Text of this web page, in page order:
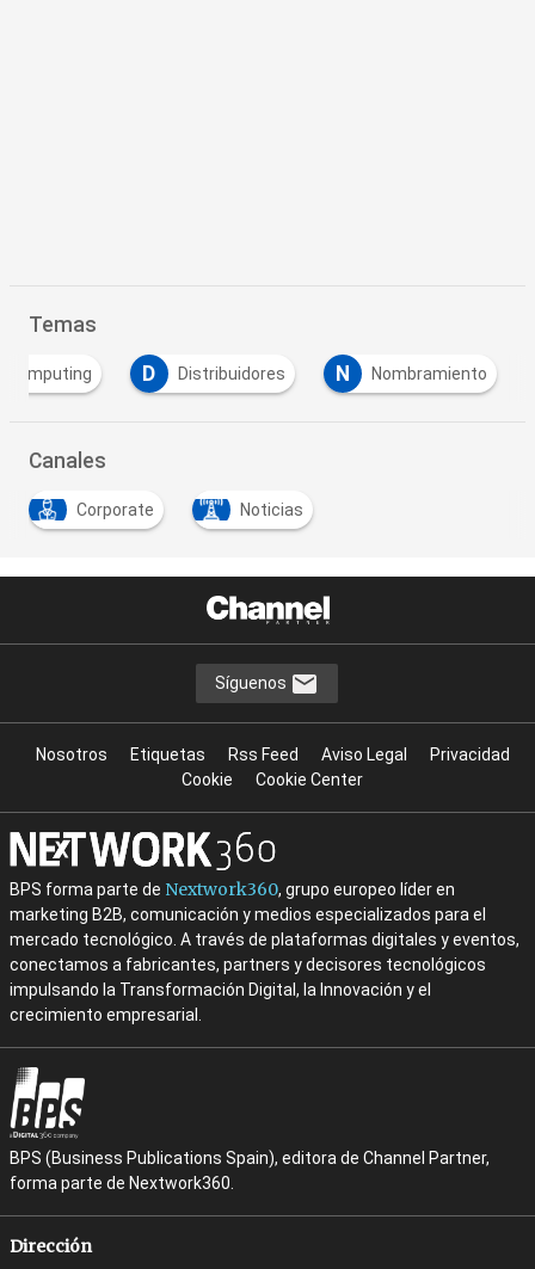
Temas
Computing D Distribuidores N Nombramiento
Canales
Corporate Noticias
Síguenos
Nosotros Etiquetas Rss Feed Aviso Legal
Privacidad
Cookie
Cookie Center
BPS forma parte de Nextwork360, grupo europeo líder en
marketing B2B, comunicación y medios especializados para el
mercado tecnológico. A través de plataformas digitales y eventos,
conectamos a fabricantes, partners y decisores tecnológicos
impulsando la Transformación Digital, la Innovación y el
crecimiento empresarial.
BPS (Business Publications Spain), editora de Channel Partner,
forma parte de Nextwork360.
Dirección